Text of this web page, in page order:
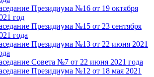
Президиума №16 от 19 октября
год
Президиума №15 от 23 сентября
года
Президиума №13 от 22 июня 2021
Совета №7 от 22 июня 2021 года
Президиума №12 от 18 мая 2021